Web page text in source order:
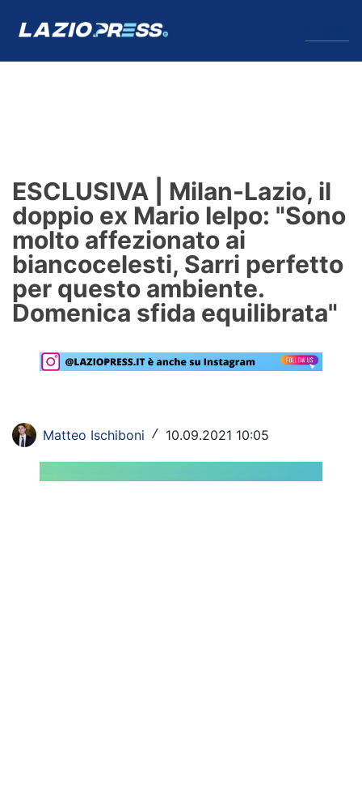
Formello
Infortuni
Primavera
Calciomercato
Lazio Women
Social
Calcio
ESCLUSIVA | Milan-Lazio, il
doppio ex Mario Ielpo: "Sono
molto affezionato ai
biancocelesti, Sarri perfetto
per questo ambiente.
Domenica sfida equilibrata"
Matteo Ischiboni / 10.09.2021 10:05